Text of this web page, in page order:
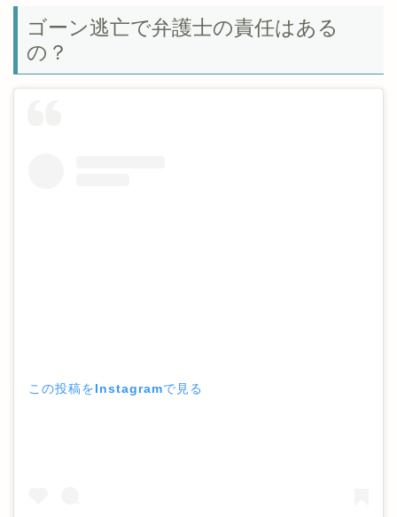
ゴーン逃亡で弁護士の責任はある
の？
この投稿をInstagramで見る